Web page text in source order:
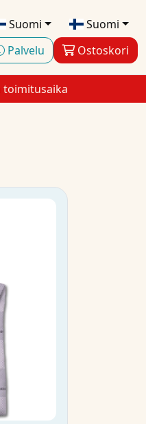
Suomi
Suomi
Palvelu
Ostoskori
toimitusaika